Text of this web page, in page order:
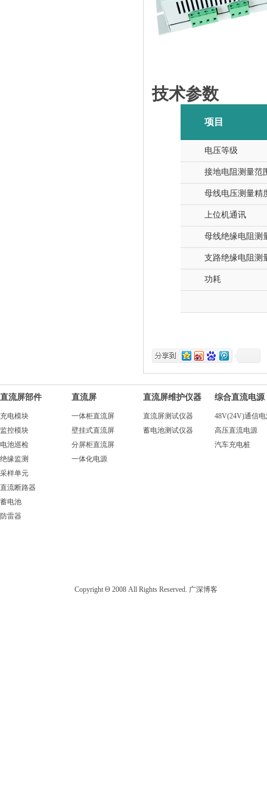
技术参数
项目
电压等级
接地电阻测量范
母线电压测量精
上位机通讯
母线绝缘电阻测
支路绝缘电阻测
功耗
直流屏部件
充电模块
监控模块
电池巡检
绝缘监测
采样单元
直流断路器
蓄电池
防雷器
直流屏
一体柜直流屏
壁挂式直流屏
分屏柜直流屏
一体化电源
直流屏维护仪器
直流屏测试仪器
蓄电池测试仪器
综合直流电源
48V(24V)通信
高压直流电源
汽车充电桩
Copyright Θ 2008 All Rights Reserved. 广深博客